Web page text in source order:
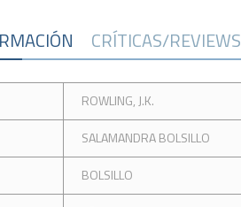
CRÍTICAS/REVIEWS
ROWLING, J.K.
SALAMANDRA BOLSILLO
BOLSILLO